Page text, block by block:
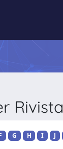
Rivista
G H I J